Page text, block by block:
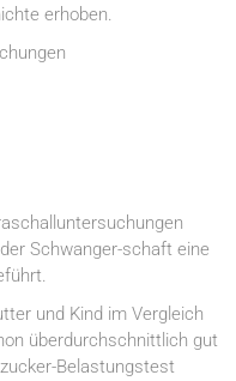
erhoben.
Schwanger-schaft eine
und Kind im Vergleich
überdurchschnittlich gut
Belastungstest